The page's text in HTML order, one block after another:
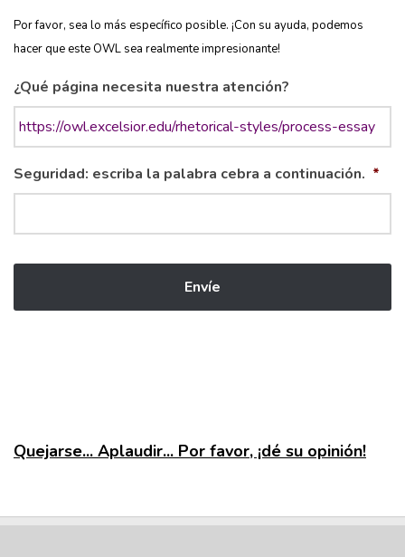
Por favor, sea lo más específico posible. ¡Con su ayuda, podemos
hacer que este OWL sea realmente impresionante!
¿Qué página necesita nuestra atención?
Seguridad: escriba la palabra cebra a continuación. *
Quejarse... Aplaudir... Por favor, ¡dé su opinión!